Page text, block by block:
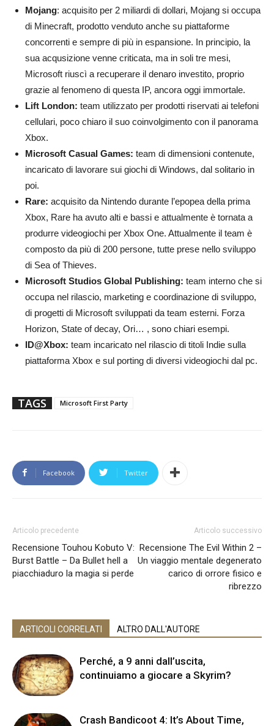
Mojang: acquisito per 2 miliardi di dollari, Mojang si occupa
di Minecraft, prodotto venduto anche su piattaforme
concorrenti e sempre di più in espansione. In principio, la
sua acqusizione venne criticata, ma in soli tre mesi,
Microsoft riuscì a recuperare il denaro investito, proprio
grazie al fenomeno di questa IP, ancora oggi immortale.
Lift London: team utilizzato per prodotti riservati ai telefoni
cellulari, poco chiaro il suo coinvolgimento con il panorama
Xbox.
Microsoft Casual Games: team di dimensioni contenute,
incaricato di lavorare sui giochi di Windows, dal solitario in
poi.
Rare: acquisito da Nintendo durante l’epopea della prima
Xbox, Rare ha avuto alti e bassi e attualmente è tornata a
produrre videogiochi per Xbox One. Attualmente il team è
composto da più di 200 persone, tutte prese nello sviluppo
di Sea of Thieves.
Microsoft Studios Global Publishing: team interno che si
occupa nel rilascio, marketing e coordinazione di sviluppo,
di progetti di Microsoft sviluppati da team esterni. Forza
Horizon, State of decay, Ori… , sono chiari esempi.
ID@Xbox: team incaricato nel rilascio di titoli Indie sulla
piattaforma Xbox e sul porting di diversi videogiochi dal pc.
TAGS Microsoft First Party
Facebook Twitter
Articolo precedente
Recensione Touhou Kobuto V:
Burst Battle – Da Bullet hell a
piacchiaduro la magia si perde
Articolo successivo
Recensione The Evil Within 2 –
Un viaggio mentale degenerato
carico di orrore fisico e
ribrezzo
ARTICOLI CORRELATI ALTRO DALL'AUTORE
Perché, a 9 anni dall’uscita,
continuiamo a giocare a Skyrim?
Crash Bandicoot 4: It’s About Time,